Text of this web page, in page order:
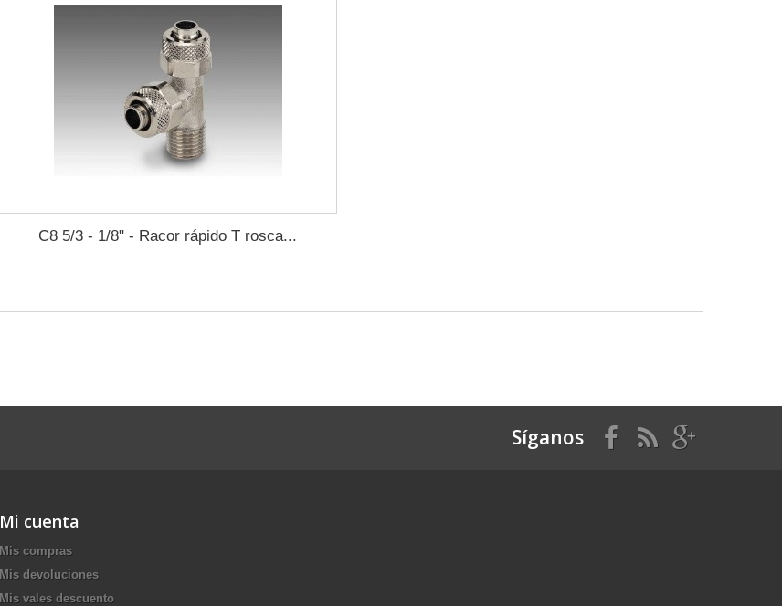
C8 5/3 - 1/8" - Racor rápido T rosca...
Síganos
Mi cuenta
Mis compras
Mis devoluciones
Mis vales descuento